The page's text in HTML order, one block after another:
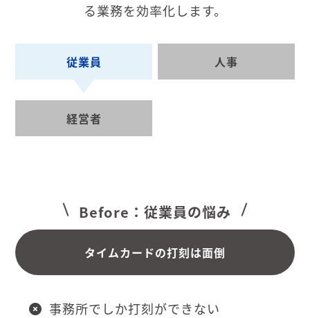
る業務を効率化します。
従業員 人事
経営者
Before：従業員の悩み
タイムカードの打刻は面倒
事務所でしか打刻ができない